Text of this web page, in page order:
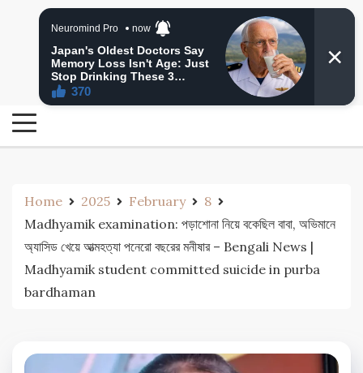
24 Ghanta Bangla News
24 Ghanta Bengali News
Home 2025 February
8
Madhyamik examination: পড়াশোনা নিয়ে বকেছিল বাবা, অভিমানে
অ্যাসিড খেয়ে আত্মহত্যা পনেরো বছরের মনীষার – Bengali News |
Madhyamik student committed suicide in purba
bardhaman